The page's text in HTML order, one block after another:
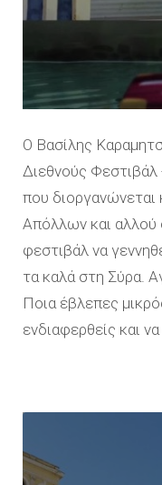
Ο Βασίλης
Διεθνούς
που
Απόλλων και αλλού
φεστιβάλ να
τα καλά στη Σύρα.
Ποια έβλεπες
ενδιαφερθείς και